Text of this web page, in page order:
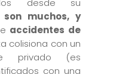
son muchos, y
accidentes de
colisiona con un
privado (es
con una